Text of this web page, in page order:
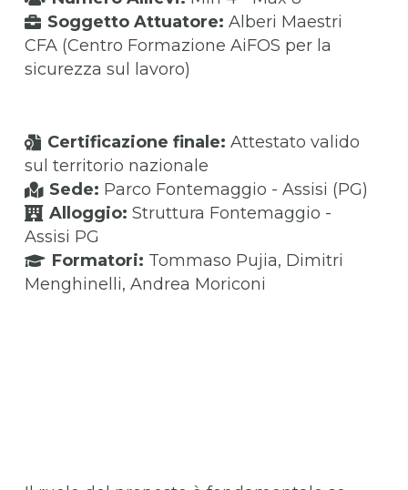
Soggetto Attuatore:Alberi Maestri
CFA (Centro Formazione AiFOS per la
sicurezza sul lavoro)
Certificazione finale:Attestato valido
sul territorio nazionale
Sede: Parco Fontemaggio - Assisi (PG)
Alloggio:Struttura Fontemaggio -
Assisi PG
Formatori: Tommaso Pujia, Dimitri
Menghinelli, Andrea Moriconi